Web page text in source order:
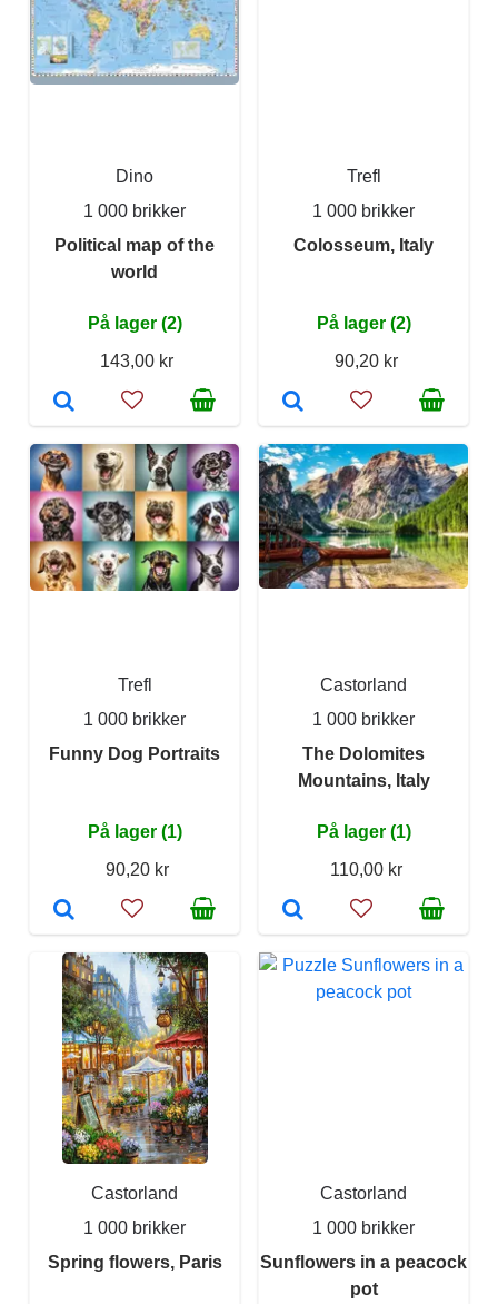
Dino
1 000 brikker
Political map of the
world
På lager (2)
143,00 kr
Trefl
1 000 brikker
Colosseum, Italy
På lager (2)
90,20 kr
Trefl
1 000 brikker
Funny Dog Portraits
På lager (1)
90,20 kr
Castorland
1 000 brikker
The Dolomites
Mountains, Italy
På lager (1)
110,00 kr
Castorland
1 000 brikker
Spring flowers, Paris
Castorland
1 000 brikker
Sunflowers in a peacock
pot